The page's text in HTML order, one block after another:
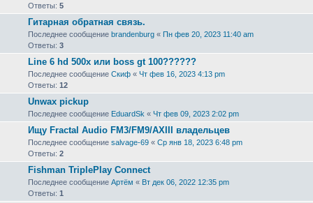
Ответы: 5
Гитарная обратная связь.
Последнее сообщение brandenburg « Пн фев 20, 2023 11:40 am
Ответы: 3
Line 6 hd 500x или boss gt 100??????
Последнее сообщение Скиф « Чт фев 16, 2023 4:13 pm
Ответы: 12
Unwax pickup
Последнее сообщение EduardSk « Чт фев 09, 2023 2:02 pm
Ищу Fractal Audio FM3/FM9/AXIII владельцев
Последнее сообщение salvage-69 « Ср янв 18, 2023 6:48 pm
Ответы: 2
Fishman TriplePlay Connect
Последнее сообщение Артём « Вт дек 06, 2022 12:35 pm
Ответы: 1